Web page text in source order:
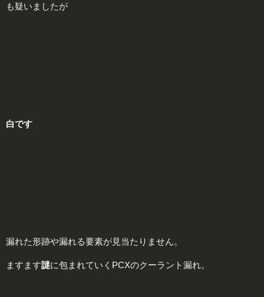
も疑いましたが
白です
漏れた形跡や漏れる要素が見当たりません。
ますます謎に包まれていくPCXのクーラント漏れ。